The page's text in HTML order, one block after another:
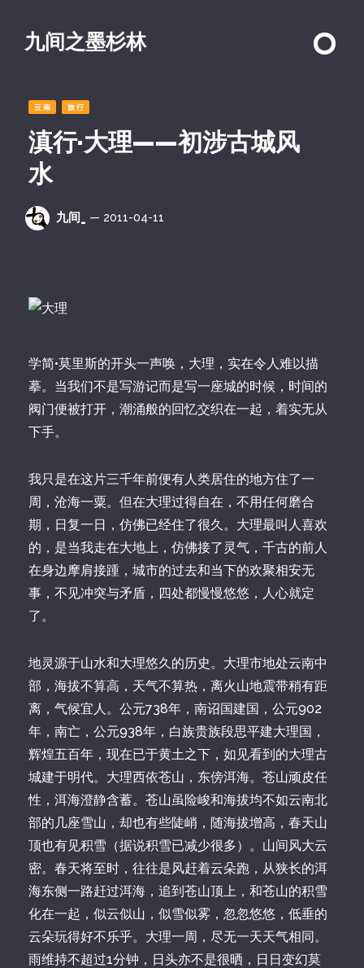
九间之墨杉林
云南 旅行
滇行·大理——初涉古城风
水
九间_ — 2011-04-11
学简•莫里斯的开头一声唤，大理，实在令人难以描
摹。当我们不是写游记而是写一座城的时候，时间的
阀门便被打开，潮涌般的回忆交织在一起，着实无从
下手。
我只是在这片三千年前便有人类居住的地方住了一
周，沧海一粟。但在大理过得自在，不用任何磨合
期，日复一日，仿佛已经住了很久。大理最叫人喜欢
的，是当我走在大地上，仿佛接了灵气，千古的前人
在身边摩肩接踵，城市的过去和当下的欢聚相安无
事，不见冲突与矛盾，四处都慢慢悠悠，人心就定
了。
地灵源于山水和大理悠久的历史。大理市地处云南中
部，海拔不算高，天气不算热，离火山地震带稍有距
离，气候宜人。公元738年，南诏国建国，公元902
年，南亡，公元938年，白族贵族段思平建大理国，
辉煌五百年，现在已于黄土之下，如见看到的大理古
城建于明代。大理西依苍山，东傍洱海。苍山顽皮任
性，洱海澄静含蓄。苍山虽险峻和海拔均不如云南北
部的几座雪山，却也有些陡峭，随海拔增高，春天山
顶也有见积雪（据说积雪已减少很多）。山间风大云
密。春天将至时，往往是风赶着云朵跑，从狭长的洱
海东侧一路赶过洱海，追到苍山顶上，和苍山的积雪
化在一起，似云似山，似雪似雾，忽忽悠悠，低垂的
云朵玩得好不乐乎。大理一周，尽无一天天气相同。
雨维持不超过1分钟，日头亦不是很晒，日日变幻莫